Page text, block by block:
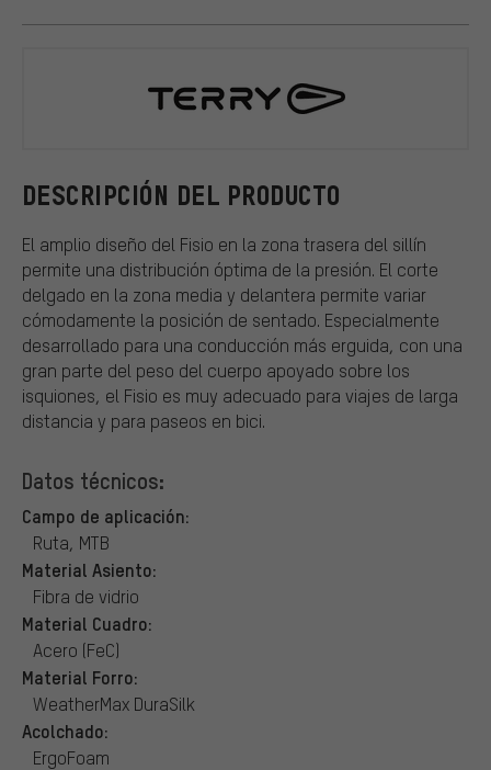
DESCRIPCIÓN DEL PRODUCTO
El amplio diseño del Fisio en la zona trasera del sillín
permite una distribución óptima de la presión. El corte
delgado en la zona media y delantera permite variar
cómodamente la posición de sentado. Especialmente
desarrollado para una conducción más erguida, con una
gran parte del peso del cuerpo apoyado sobre los
isquiones, el Fisio es muy adecuado para viajes de larga
distancia y para paseos en bici.
Datos técnicos:
Campo de aplicación:
Ruta, MTB
Material Asiento:
Fibra de vidrio
Material Cuadro:
Acero (FeC)
Material Forro:
WeatherMax DuraSilk
Acolchado:
ErgoFoam
Terry